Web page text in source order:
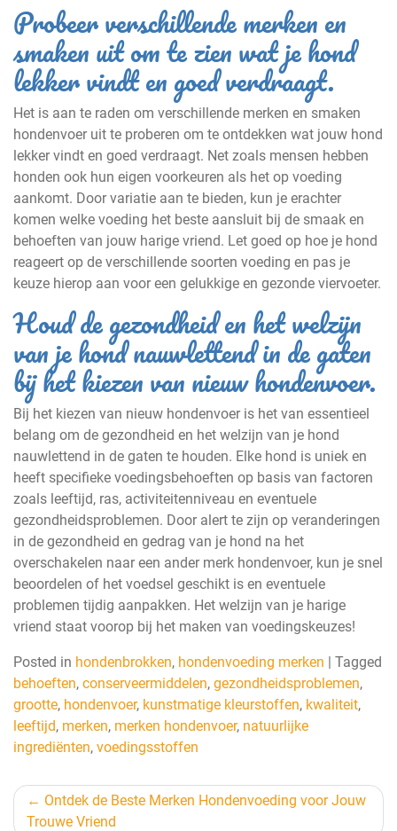
Probeer verschillende merken en
smaken uit om te zien wat je hond
lekker vindt en goed verdraagt.
Het is aan te raden om verschillende merken en smaken
hondenvoer uit te proberen om te ontdekken wat jouw hond
lekker vindt en goed verdraagt. Net zoals mensen hebben
honden ook hun eigen voorkeuren als het op voeding
aankomt. Door variatie aan te bieden, kun je erachter
komen welke voeding het beste aansluit bij de smaak en
behoeften van jouw harige vriend. Let goed op hoe je hond
reageert op de verschillende soorten voeding en pas je
keuze hierop aan voor een gelukkige en gezonde viervoeter.
Houd de gezondheid en het welzijn
van je hond nauwlettend in de gaten
bij het kiezen van nieuw hondenvoer.
Bij het kiezen van nieuw hondenvoer is het van essentieel
belang om de gezondheid en het welzijn van je hond
nauwlettend in de gaten te houden. Elke hond is uniek en
heeft specifieke voedingsbehoeften op basis van factoren
zoals leeftijd, ras, activiteitenniveau en eventuele
gezondheidsproblemen. Door alert te zijn op veranderingen
in de gezondheid en gedrag van je hond na het
overschakelen naar een ander merk hondenvoer, kun je snel
beoordelen of het voedsel geschikt is en eventuele
problemen tijdig aanpakken. Het welzijn van je harige
vriend staat voorop bij het maken van voedingskeuzes!
Posted in hondenbrokken, hondenvoeding merken | Tagged
behoeften, conserveermiddelen, gezondheidsproblemen,
grootte, hondenvoer, kunstmatige kleurstoffen, kwaliteit,
leeftijd, merken, merken hondenvoer, natuurlijke
ingrediënten, voedingsstoffen
Berichtnavigatie
Ontdek de Beste Merken Hondenvoeding voor Jouw
Trouwe Vriend